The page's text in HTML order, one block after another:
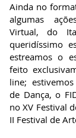
Ainda no
algumas
Virtual, do
queridíssimo
estreamos o
feito
line;
de Dança, o
no XV Festival
II Festival de